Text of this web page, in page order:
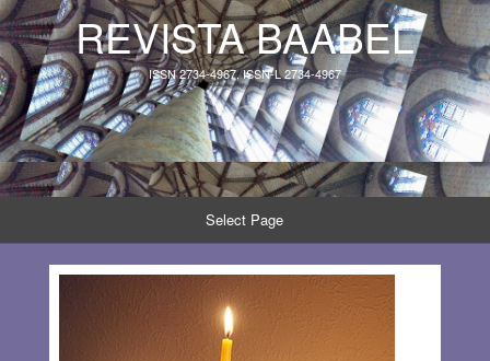
REVISTA BAABEL
ISSN 2734-4967, ISSN-L 2734-4967
Select Page